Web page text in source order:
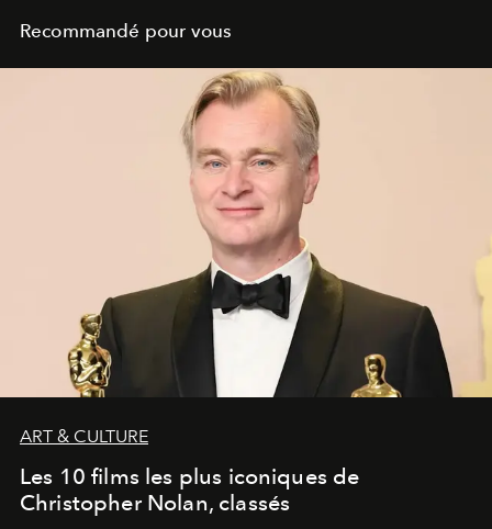
Recommandé pour vous
ART & CULTURE
Les 10 films les plus iconiques de
Christopher Nolan, classés